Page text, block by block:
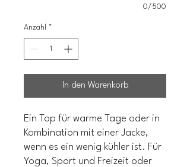
0/500
Anzahl *
In den Warenkorb
Ein Top für warme Tage oder in
Kombination mit einer Jacke,
wenn es ein wenig kühler ist. Für
Yoga, Sport und Freizeit oder